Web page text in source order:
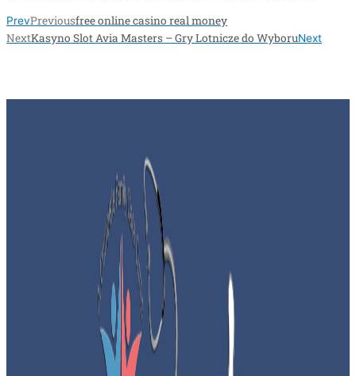
PrevPreviousfree online casino real money
NextKasyno Slot Avia Masters – Gry Lotnicze do WyboruNext